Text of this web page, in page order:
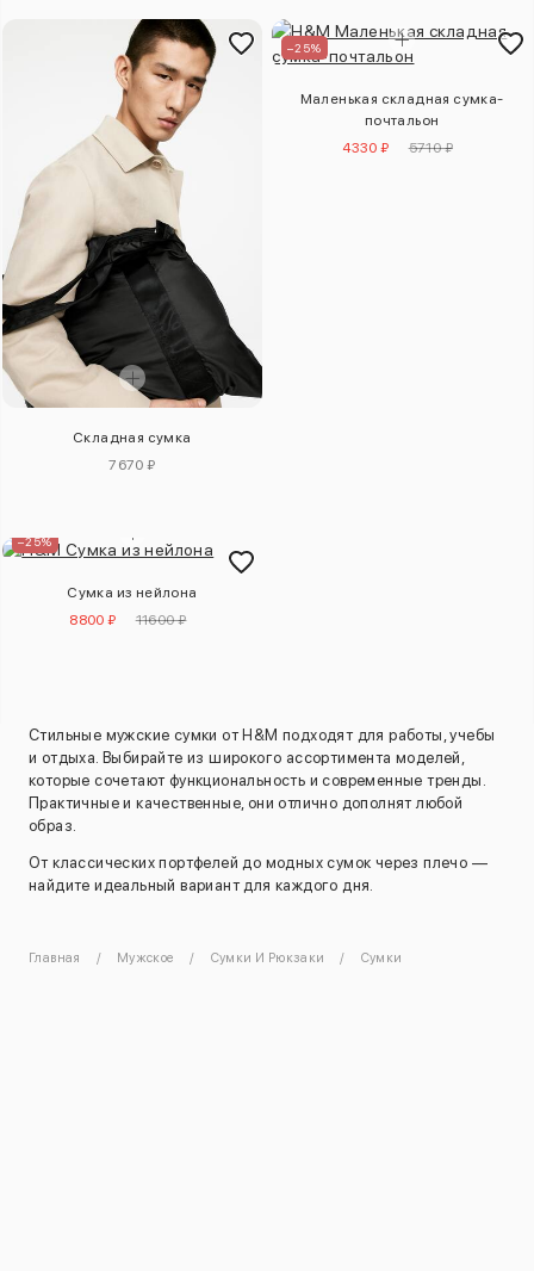
Складная сумка
7670 ₽
–25%
Маленькая складная сумка-
почтальон
4330 ₽
5710 ₽
–25%
Сумка из нейлона
8800 ₽
11600 ₽
Стильные мужские сумки от H&M подходят для работы, учебы
и отдыха. Выбирайте из широкого ассортимента моделей,
которые сочетают функциональность и современные тренды.
Практичные и качественные, они отлично дополнят любой
образ.
От классических портфелей до модных сумок через плечо —
найдите идеальный вариант для каждого дня.
Главная Мужское Сумки И Рюкзаки Сумки